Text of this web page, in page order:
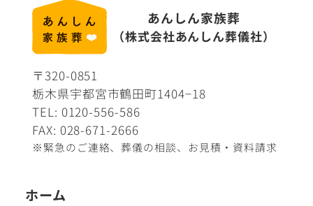
あんしん家族葬
（株式会社あんしん葬儀社）
〒320-0851
栃木県宇都宮市鶴田町1404−18
TEL: 0120-556-586
FAX: 028-671-2666
※緊急のご連絡、葬儀の相談、 お見積・資料請求
ホーム